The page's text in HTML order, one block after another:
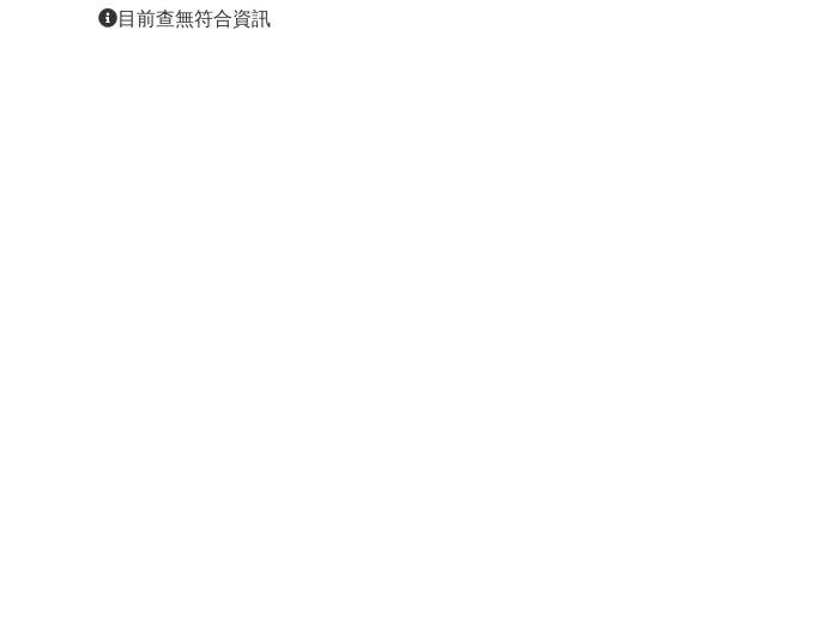
目前查無符合資訊